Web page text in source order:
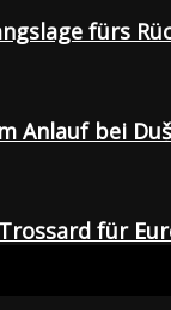
fürs
Anlauf bei
für